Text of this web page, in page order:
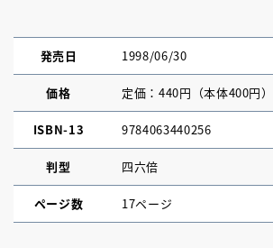
発売日 1998/06/30
価格 定価：440円（本体400円）
ISBN-13 9784063440256
判型 四六倍
ページ数 17ページ